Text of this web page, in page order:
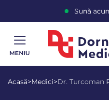
Sună
Acasă>Medici>Dr. Turcoman